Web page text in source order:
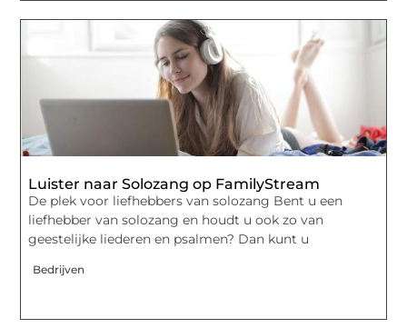
Luister naar Solozang op FamilyStream
De plek voor liefhebbers van solozang Bent u een
liefhebber van solozang en houdt u ook zo van
geestelijke liederen en psalmen? Dan kunt u
Bedrijven